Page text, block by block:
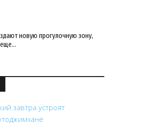
новую прогулочную зону,